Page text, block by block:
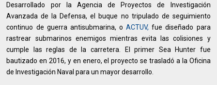
Desarrollado por la Agencia de Proyectos de Investigación
Avanzada de la Defensa, el buque no tripulado de seguimiento
continuo de guerra antisubmarina, oACTUV, fue diseñado para
rastrear submarinos enemigos mientras evita las colisiones y
cumple las reglas de la carretera. El primer Sea Hunter fue
bautizado en 2016, y en enero, el proyecto se trasladó a la Oficina
de Investigación Naval para un mayor desarrollo.